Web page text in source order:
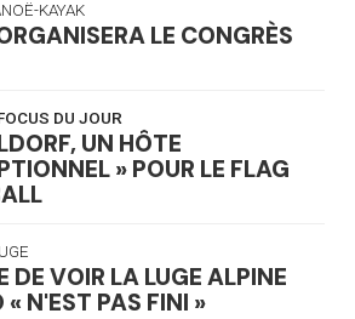
KAYAK
LE CONGRÈS
DU JOUR
UN HÔTE
» POUR LE FLAG
DE VOIR LA LUGE ALPINE
« N'EST PAS FINI »